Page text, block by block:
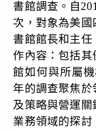
書館調查。自
次，對象為美國
書館館長和主
作內容：包括
館如何與所屬
年的調查聚焦
及策略與營運
業務領域的探